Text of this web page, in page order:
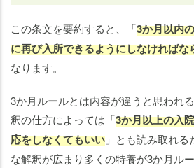
この条文を要約すると、「3か月以内
に再び入所できるようにしなければな
なります。
3か月ルールとは内容が違うと思われ
釈の仕方によっては「3か月以上の入
応をしなくてもいい 」とも読み取れ
な解釈が広まり多くの特養が3か月ル